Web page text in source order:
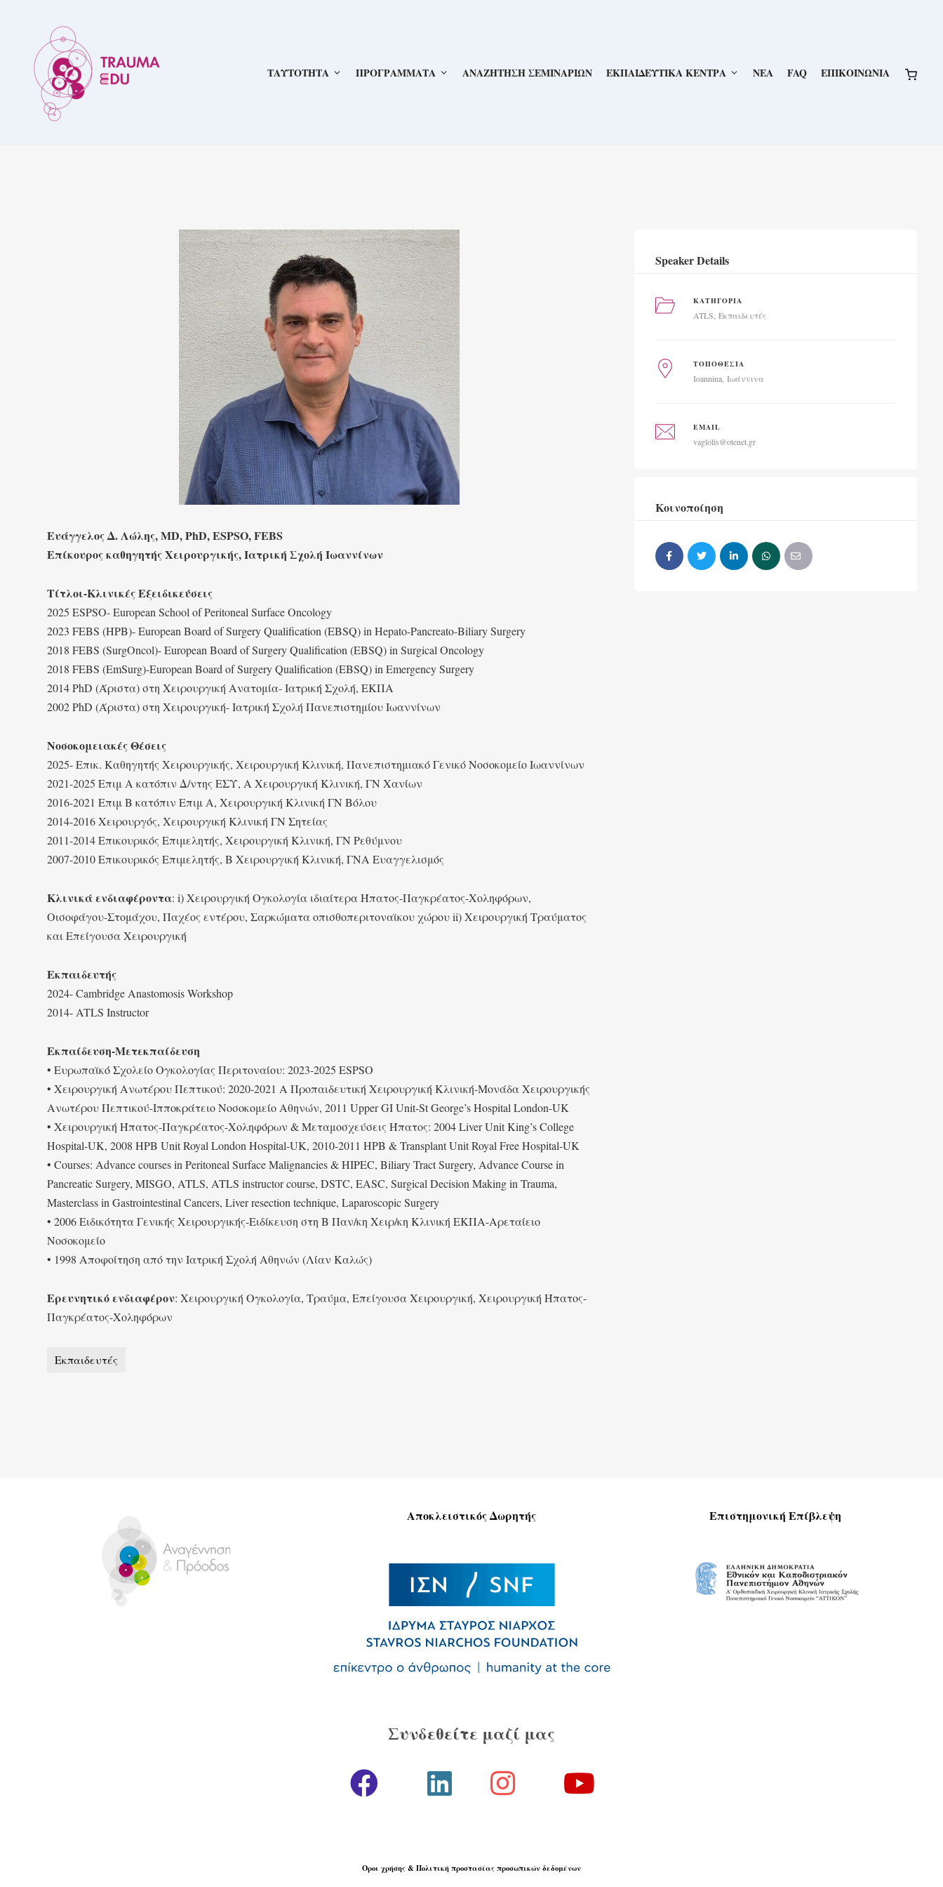
ΤΑΥΤΟΤΗΤΑ ΠΡΟΓΡΑΜΜΑΤΑ ΑΝΑΖΗΤΗΣΗ ΣΕΜΙΝΑΡΙΩΝ ΕΚΠΑΙΔΕΥΤΙΚΑ ΚΕΝΤΡΑ NEA FAQ ΕΠΙΚΟΙΝΩΝΙΑ
Ευάγγελος Δ. Λώλης, MD, PhD, ESPSO, FEBS
Επίκουρος καθηγητής Χειρουργικής, Ιατρική Σχολή Ιωαννίνων
Τίτλοι-Κλινικές Εξειδικεύσεις
2025 ESPSO- European School of Peritoneal Surface Oncology
2023 FEBS (HPB)- European Board of Surgery Qualification (EBSQ) in Hepato-Pancreato-Biliary Surgery
2018 FEBS (SurgOncol)- European Board of Surgery Qualification (EBSQ) in Surgical Oncology
2018 FEBS (EmSurg)-European Board of Surgery Qualification (EBSQ) in Emergency Surgery
2014 PhD (Άριστα) στη Χειρουργική Ανατομία- Ιατρική Σχολή, ΕΚΠΑ
2002 PhD (Άριστα) στη Χειρουργική- Ιατρική Σχολή Πανεπιστημίου Ιωαννίνων
Νοσοκομειακές Θέσεις
2025- Επικ. Καθηγητής Χειρουργικής, Χειρουργική Κλινική, Πανεπιστημιακό Γενικό Νοσοκομείο Ιωαννίνων
2021-2025 Επιμ Α κατόπιν Δ/ντης ΕΣΥ, Α Χειρουργική Κλινική, ΓΝ Χανίων
2016-2021 Επιμ Β κατόπιν Επιμ Α, Χειρουργική Κλινική ΓΝ Βόλου
2014-2016 Χειρουργός, Χειρουργική Κλινική ΓΝ Σητείας
2011-2014 Επικουρικός Επιμελητής, Χειρουργική Κλινική, ΓΝ Ρεθύμνου
2007-2010 Επικουρικός Επιμελητής, Β Χειρουργική Κλινική, ΓΝΑ Ευαγγελισμός
Κλινικά ενδιαφέροντα: i) Χειρουργική Ογκολογία ιδιαίτερα Ήπατος-Παγκρέατος-Χοληφόρων,
Οισοφάγου-Στομάχου, Παχέος εντέρου, Σαρκώματα οπισθοπεριτοναϊκου χώρου ii) Χειρουργική Τραύματος
και Επείγουσα Χειρουργική
Εκπαιδευτής
2024- Cambridge Anastomosis Workshop
2014- ATLS Instructor
Εκπαίδευση-Μετεκπαίδευση
• Ευρωπαϊκό Σχολείο Ογκολογίας Περιτοναίου: 2023-2025 ESPSO
• Χειρουργική Ανωτέρου Πεπτικού: 2020-2021 Α Προπαιδευτική Χειρουργική Κλινική-Μονάδα Χειρουργικής
Ανωτέρου Πεπτικού-Ιπποκράτειο Νοσοκομείο Αθηνών, 2011 Upper GI Unit-St George’s Hospital London-UK
• Χειρουργική Ήπατος-Παγκρέατος-Χοληφόρων & Μεταμοσχεύσεις Ήπατος: 2004 Liver Unit King’s College
Hospital-UK, 2008 HPB Unit Royal London Hospital-UK, 2010-2011 HPB & Transplant Unit Royal Free Hospital-UK
• Courses: Advance courses in Peritoneal Surface Malignancies & HIPEC, Biliary Tract Surgery, Advance Course in
Pancreatic Surgery, MISGO, ATLS, ATLS instructor course, DSTC, EASC, Surgical Decision Making in Trauma,
Masterclass in Gastrointestinal Cancers, Liver resection technique, Laparoscopic Surgery
• 2006 Ειδικότητα Γενικής Χειρουργικής-Ειδίκευση στη Β Παν/κη Χειρ/κη Κλινική ΕΚΠΑ-Αρεταίειο
Νοσοκομείο
• 1998 Αποφοίτηση από την Ιατρική Σχολή Αθηνών (Λίαν Καλώς)
Ερευνητικό ενδιαφέρον: Χειρουργική Ογκολογία, Τραύμα, Επείγουσα Χειρουργική, Χειρουργική Ήπατος-
Παγκρέατος-Χοληφόρων
Εκπαιδευτές
Speaker Details
ΚΑΤΗΓΟΡΊΑ
ATLS Εκπαιδευτές
ΤΟΠΟΘΕΣΊΑ
Ioannina Ιωάννινα
EMAIL
vaglolis@otenet.gr
Κοινοποίηση
Αποκλειστικός Δωρητής Επιστημονική Επίβλεψη
Συνδεθείτε μαζί μας
Όροι χρήσης & Πολιτική προστασίας προσωπικών δεδομένων